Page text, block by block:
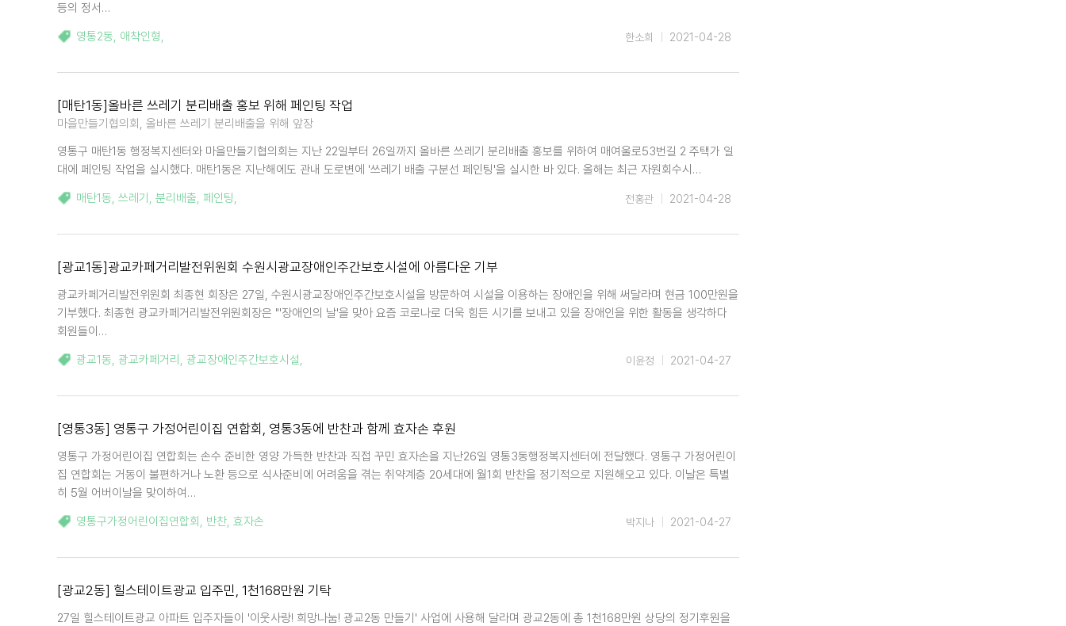
등의 정서…
영통2동, 애착인형, 2021-04-28
한소희
[매탄1동]올바른 쓰레기 분리배출 홍보 위해 페인팅 작업
마을만들기협의회, 올바른 쓰레기 분리배출을 위해 앞장
영통구 매탄1동 행정복지센터와 마을만들기협의회는 지난 22일부터 26일까지 올바른 쓰레기 분리배출 홍보를 위하여 매여울로53번길 2 주택가 일
대에 페인팅 작업을 실시했다. 매탄1동은 지난해에도 관내 도로변에 '쓰레기 배출 구분선 페인팅'을 실시한 바 있다. 올해는 최근 자원회수시…
매탄1동, 쓰레기 , 분리배출, 페인팅, 2021-04-28
전홍관
[광교1동]광교카페거리발전위원회 수원시광교장애인주간보호시설에 아름다운 기부
광교카페거리발전위원회 최종현 회장은 27일, 수원시광교장애인주간보호시설을 방문하여 시설을 이용하는 장애인을 위해 써달라며 현금 100만원을
기부했다. 최종현 광교카페거리발전위원회장은 "'장애인의 날'을 맞아 요즘 코로나로 더욱 힘든 시기를 보내고 있을 장애인을 위한 활동을 생각하다
회원들이…
광교1동, 광교카페거리 , 광교장애인주간보호시설, 2021-04-27
이윤정
[영통3동] 영통구 가정어린이집 연합회, 영통3동에 반찬과 함께 효자손 후원
영통구 가정어린이집 연합회는 손수 준비한 영양 가득한 반찬과 직접 꾸민 효자손을 지난26일 영통3동행정복지센터에 전달했다. 영통구 가정어린이
집 연합회는 거동이 불편하거나 노환 등으로 식사준비에 어려움을 겪는 취약계층 20세대에 월1회 반찬을 정기적으로 지원해오고 있다. 이날은 특별
히 5월 어버이날을 맞이하여…
영통구가정어린이집연합회 , 반찬, 효자손 2021-04-27
박지나
[광교2동] 힐스테이트광교 입주민, 1천168만원 기탁
27일 힐스테이트광교 아파트 입주자들이 '이웃사랑! 희망나눔! 광교2동 만들기' 사업에 사용해 달라며 광교2동에 총 1천168만원 상당의 정기후원을